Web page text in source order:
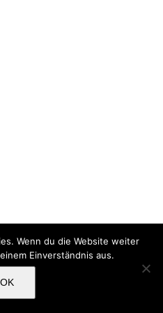
Wenn du die Website weiter
Einverständnis aus.
OK